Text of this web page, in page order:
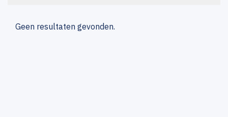
Geen resultaten gevonden.